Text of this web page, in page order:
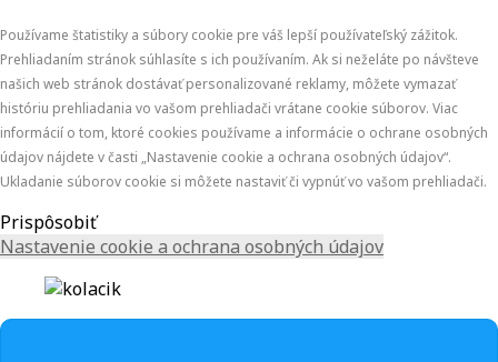
Používame štatistiky a súbory cookie pre váš lepší používateľský zážitok.
Prehliadaním stránok súhlasíte s ich používaním. Ak si neželáte po návšteve
našich web stránok dostávať personalizované reklamy, môžete vymazať
históriu prehliadania vo vašom prehliadači vrátane cookie súborov. Viac
informácií o tom, ktoré cookies používame a informácie o ochrane osobných
údajov nájdete v časti „Nastavenie cookie a ochrana osobných údajov“.
Ukladanie súborov cookie si môžete nastaviť či vypnúť vo vašom prehliadači.
Prispôsobiť
Nastavenie cookie a ochrana osobných údajov